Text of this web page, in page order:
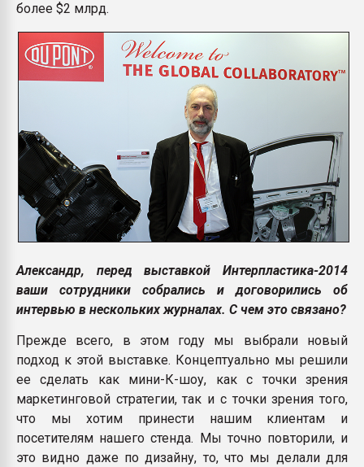
более $2 млрд.
Александр, перед выставкой Интерпластика-2014
ваши сотрудники собрались и договорились об
интервью в нескольких журналах. С чем это связано?
Прежде всего, в этом году мы выбрали новый
подход к этой выставке. Концептуально мы решили
ее сделать как мини-К-шоу, как с точки зрения
маркетинговой стратегии, так и с точки зрения того,
что мы хотим принести нашим клиентам и
посетителям нашего стенда. Мы точно повторили, и
это видно даже по дизайну, то, что мы делали для